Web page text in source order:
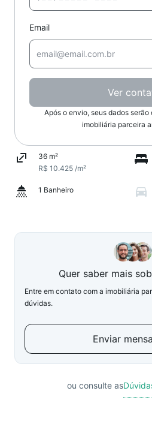
Email
Ver
Após o envio, seus dados
imobiliária parceira
36 m²
R$ 10.425 /m²
1 Banheiro
Quer saber mais
Entre em contato com a imobiliária
dúvidas.
Enviar
ou consulte as